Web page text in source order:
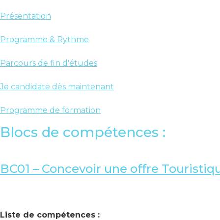
Présentation
Programme & Rythme
Parcours de fin d'études
Je candidate dès maintenant
Programme de formation
Blocs de compétences :
BC01 – Concevoir une offre
Liste de compétences :